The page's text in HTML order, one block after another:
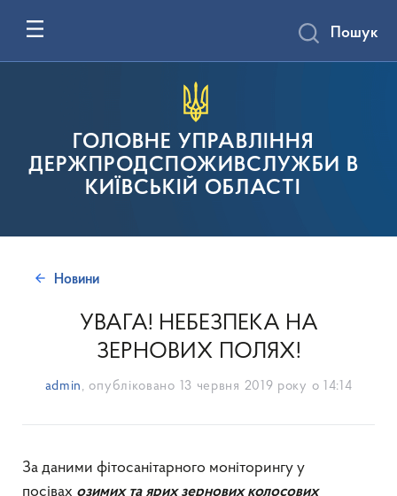
ГОЛОВНЕ УПРАВЛІННЯ
ДЕРЖПРОДСПОЖИВСЛУЖБИ В
КИЇВСЬКІЙ ОБЛАСТІ
Пошук
Новини
УВАГА! НЕБЕЗПЕКА НА
ЗЕРНОВИХ ПОЛЯХ!
admin , опубліковано 13 червня 2019 року о 14:14
За даними фітосанітарного моніторингу у
посівах озимих та ярих зернових колосових